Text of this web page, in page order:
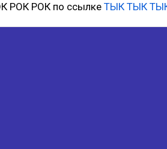
РОК РОК по ссылкеТЫК ТЫК